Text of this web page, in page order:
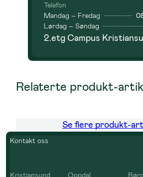
Telefon
Mandag – Fredag
Lørdag – Søndag
2.etg Campus
Relaterte produkt-
Se flere produkt-
Kontakt oss
Kristiansund Oppdal